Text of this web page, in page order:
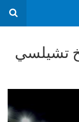
تشيلسي